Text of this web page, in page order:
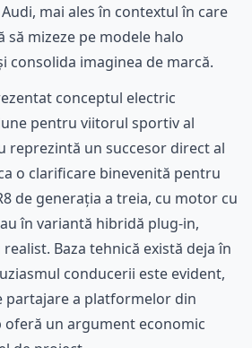
mai ales în contextul în care
mizeze pe modele halo
consolida imaginea de marcă.
conceptul electric
pentru viitorul sportiv al
reprezintă un succesor direct al
o clarificare binevenită pentru
de generația a treia, cu motor cu
în variantă hibridă plug-in,
Baza tehnică există deja în
conducerii este evident,
a platformelor din
un argument economic